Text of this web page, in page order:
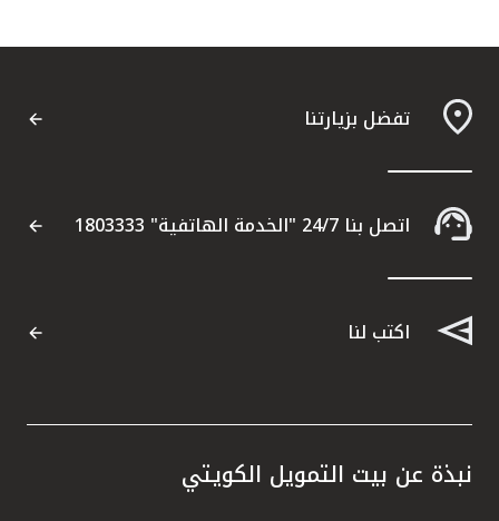
تفضل بزيارتنا
اتصل بنا 24/7 "الخدمة الهاتفية" 1803333
اكتب لنا
نبذة عن بيت التمويل الكويتي